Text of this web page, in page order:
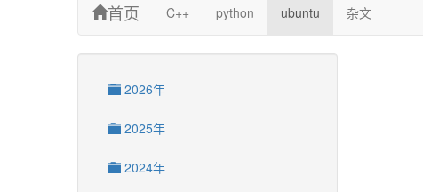
首页 C++ python ubuntu 杂文
2026年
2025年
2024年